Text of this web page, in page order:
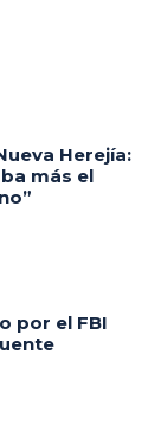
Herejía:
más el
por el FBI